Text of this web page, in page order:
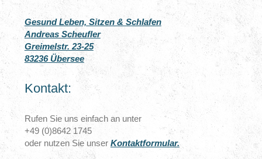
Gesund Leben, Sitzen & Schlafen
Andreas Scheufler
Greimelstr. 23-25
83236 Übersee
Kontakt:
Rufen Sie uns einfach an unter
+49 (0)8642 1745
oder nutzen Sie unser Kontaktformular.